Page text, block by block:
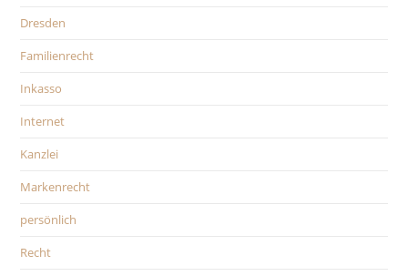
Dresden
Familienrecht
Inkasso
Internet
Kanzlei
Markenrecht
persönlich
Recht